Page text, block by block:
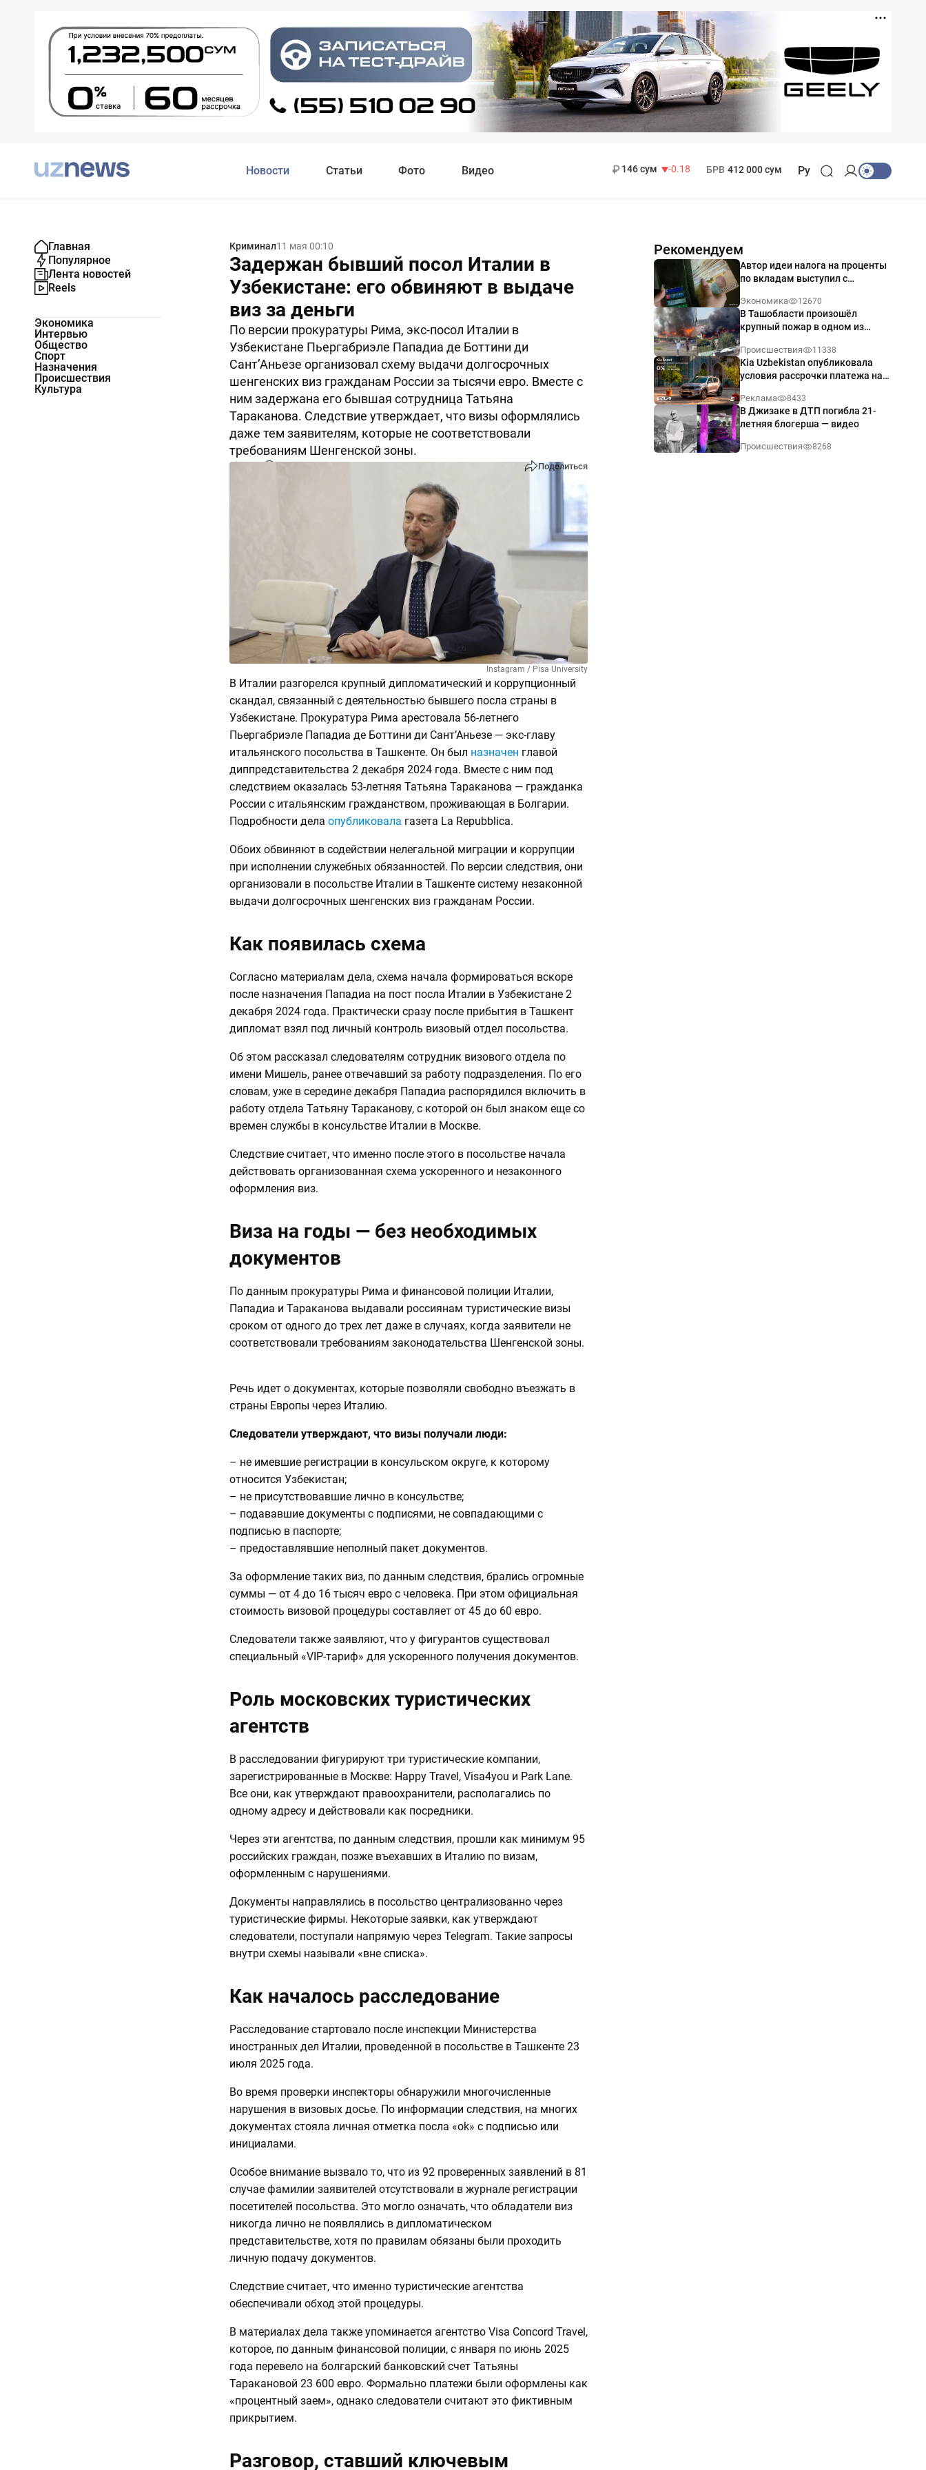
Новости Статьи Фото Видео
146 сум
-0.18
БРВ 412 000 сум Ру
Главная
Популярное
Лента новостей
Reels
Экономика
Интервью
Общество
Спорт
Назначения
Происшествия
Культура
Криминал11 мая 00:10
Задержан бывший посол Италии в
Узбекистане: его обвиняют в выдаче
виз за деньги
По версии прокуратуры Рима, экс-посол Италии в
Узбекистане Пьергабриэле Пападиа де Боттини ди
Сант’Аньезе организовал схему выдачи долгосрочных
шенгенских виз гражданам России за тысячи евро. Вместе с
ним задержана его бывшая сотрудница Татьяна
Тараканова. Следствие утверждает, что визы оформлялись
даже тем заявителям, которые не соответствовали
требованиям Шенгенской зоны.
Поделиться
Instagram / Pisa University
В Италии разгорелся крупный дипломатический и коррупционный
скандал, связанный с деятельностью бывшего посла страны в
Узбекистане. Прокуратура Рима арестовала 56-летнего
Пьергабриэле Пападиа де Боттини ди Сант’Аньезе — экс-главу
итальянского посольства в Ташкенте. Он был назначен главой
диппредставительства 2 декабря 2024 года. Вместе с ним под
следствием оказалась 53-летняя Татьяна Тараканова — гражданка
России с итальянским гражданством, проживающая в Болгарии.
Подробности дела опубликовала газета La Repubblica.
Обоих обвиняют в содействии нелегальной миграции и коррупции
при исполнении служебных обязанностей. По версии следствия, они
организовали в посольстве Италии в Ташкенте систему незаконной
выдачи долгосрочных шенгенских виз гражданам России.
Как появилась схема
Согласно материалам дела, схема начала формироваться вскоре
после назначения Пападиа на пост посла Италии в Узбекистане 2
декабря 2024 года. Практически сразу после прибытия в Ташкент
дипломат взял под личный контроль визовый отдел посольства.
Об этом рассказал следователям сотрудник визового отдела по
имени Мишель, ранее отвечавший за работу подразделения. По его
словам, уже в середине декабря Пападиа распорядился включить в
работу отдела Татьяну Тараканову, с которой он был знаком еще со
времен службы в консульстве Италии в Москве.
Следствие считает, что именно после этого в посольстве начала
действовать организованная схема ускоренного и незаконного
оформления виз.
Виза на годы — без необходимых
документов
По данным прокуратуры Рима и финансовой полиции Италии,
Пападиа и Тараканова выдавали россиянам туристические визы
сроком от одного до трех лет даже в случаях, когда заявители не
соответствовали требованиям законодательства Шенгенской зоны.
Речь идет о документах, которые позволяли свободно въезжать в
страны Европы через Италию.
Следователи утверждают, что визы получали люди:
– не имевшие регистрации в консульском округе, к которому
относится Узбекистан;
– не присутствовавшие лично в консульстве;
– подававшие документы с подписями, не совпадающими с
подписью в паспорте;
– предоставлявшие неполный пакет документов.
За оформление таких виз, по данным следствия, брались огромные
суммы — от 4 до 16 тысяч евро с человека. При этом официальная
стоимость визовой процедуры составляет от 45 до 60 евро.
Следователи также заявляют, что у фигурантов существовал
специальный «VIP-тариф» для ускоренного получения документов.
Роль московских туристических
агентств
В расследовании фигурируют три туристические компании,
зарегистрированные в Москве: Happy Travel, Visa4you и Park Lane.
Все они, как утверждают правоохранители, располагались по
одному адресу и действовали как посредники.
Через эти агентства, по данным следствия, прошли как минимум 95
российских граждан, позже въехавших в Италию по визам,
оформленным с нарушениями.
Документы направлялись в посольство централизованно через
туристические фирмы. Некоторые заявки, как утверждают
следователи, поступали напрямую через Telegram. Такие запросы
внутри схемы называли «вне списка».
Как началось расследование
Расследование стартовало после инспекции Министерства
иностранных дел Италии, проведенной в посольстве в Ташкенте 23
июля 2025 года.
Во время проверки инспекторы обнаружили многочисленные
нарушения в визовых досье. По информации следствия, на многих
документах стояла личная отметка посла «ok» с подписью или
инициалами.
Особое внимание вызвало то, что из 92 проверенных заявлений в 81
случае фамилии заявителей отсутствовали в журнале регистрации
посетителей посольства. Это могло означать, что обладатели виз
никогда лично не появлялись в дипломатическом
представительстве, хотя по правилам обязаны были проходить
личную подачу документов.
Следствие считает, что именно туристические агентства
обеспечивали обход этой процедуры.
В материалах дела также упоминается агентство Visa Concord Travel,
которое, по данным финансовой полиции, с января по июнь 2025
года перевело на болгарский банковский счет Татьяны
Таракановой 23 600 евро. Формально платежи были оформлены как
«процентный заем», однако следователи считают это фиктивным
прикрытием.
Разговор, ставший ключевым
Рекомендуем
Автор идеи налога на проценты
по вкладам выступил с
Экономика 12670
В Ташобласти произошёл
крупный пожар в одном из
Происшествия 11338
Kia Uzbekistan опубликовала
условия рассрочки платежа на
годовых
Реклама 8433
В Джизаке в ДТП погибла 21-
летняя блогерша — видео
Происшествия 8268